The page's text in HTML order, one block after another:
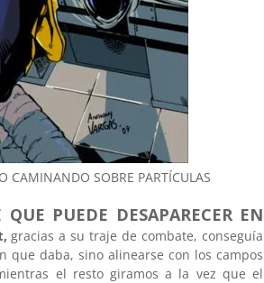
CAMINANDO SOBRE PARTÍCULAS
PUEDE DESAPARECER EN
gracias a su traje de combate, conseguía
que daba, sino alinearse con los campos
el resto giramos a la vez que el